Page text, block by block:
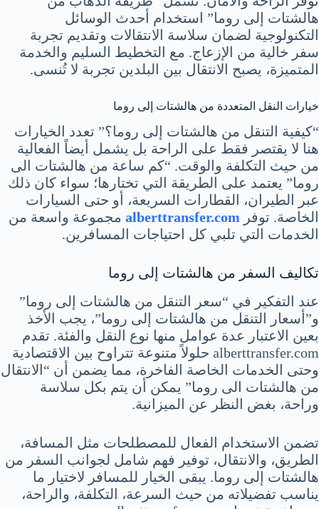
هالشتات إلى روما” استخدام أحدث الوسائل
التكنولوجية لضمان سلاسة الانتقالات وتقديم تجربة
سفر خالية من الإزعاج. مع التخطيط السليم والخدمة
المتميزة، يصبح الانتقال بين البلدين تجربة لا تُنسى.
خيارات النقل المتعددة من هالشتات إلى روما
“كيفية التنقل من هالشتات إلى روما؟” تعدد الخيارات
هنا لا يقتصر فقط على الراحة بل يشمل أيضاً الفعالية
من حيث التكلفة والوقت. “كم ساعة من هالشتات الى
روما” يعتمد على الطريقة التي تختارها؛ سواء كان ذلك
عبر الطيران، القطارات السريعة، أو حتى السيارات
الخاصة. توفر alberttransfer.com مجموعة واسعة من
الخدمات التي تلبي كل احتياجات المسافرين.
تكاليف السفر من هالشتات إلى روما
عند التفكير في “سعر التنقل من هالشتات إلى روما”
و”أسعار التنقل من هالشتات إلى روما”، يجب الأخذ
بعين الاعتبار عدة عوامل منها نوع النقل والفئة. تقدم
alberttransfer.com حلولاً متنوعة تتراوح بين الاقتصادية
وحتى الخدمات الخاصة الفاخرة، مما يضمن أن “الانتقال
من هالشتات الى روما” يمكن أن يتم بكل سلاسة
وراحة، بغض النظر عن الميزانية.
تضمن الاستخدام الفعال للمصطلحات مثل المسافة،
الطريق، والانتقال، توفير فهم شامل لجوانب السفر من
هالشتات إلى روما. يبقى الخيار للمسافر لاختيار ما
يناسب تفضيلاته من حيث السرعة، التكلفة، والراحة،